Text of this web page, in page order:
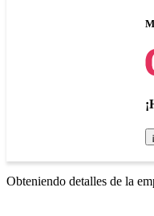
Obteniendo detalles de la